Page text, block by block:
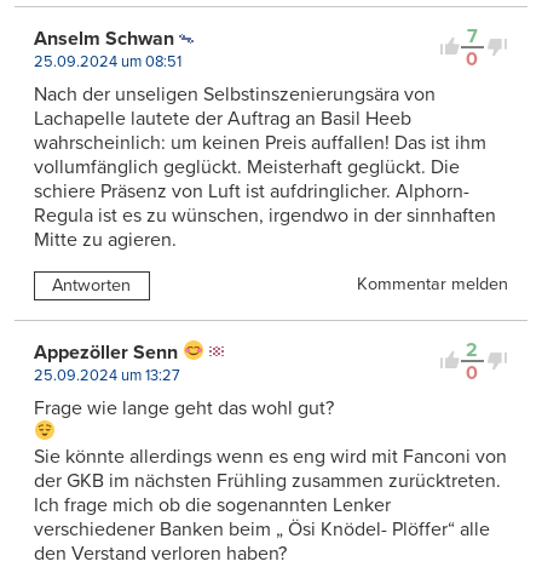
7
0
Anselm Schwan
25.09.2024 um 08:51
Nach der unseligen Selbstinszenierungsära von
Lachapelle lautete der Auftrag an Basil Heeb
wahrscheinlich: um keinen Preis auffallen! Das ist ihm
vollumfänglich geglückt. Meisterhaft geglückt. Die
schiere Präsenz von Luft ist aufdringlicher. Alphorn-
Regula ist es zu wünschen, irgendwo in der sinnhaften
Mitte zu agieren.
Antworten Kommentar melden
2
0
Appezöller Senn
25.09.2024 um 13:27
Frage wie lange geht das wohl gut?
Sie könnte allerdings wenn es eng wird mit Fanconi von
der GKB im nächsten Frühling zusammen zurücktreten.
Ich frage mich ob die sogenannten Lenker
verschiedener Banken beim „ Ösi Knödel- Plöffer“ alle
den Verstand verloren haben?